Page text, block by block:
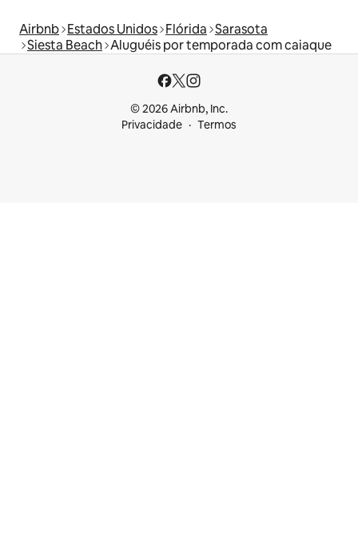
Airbnb Estados Unidos Flórida Sarasota
Siesta Beach Aluguéis por temporada com caiaque
© 2026 Airbnb, Inc.
Privacidade
Termos